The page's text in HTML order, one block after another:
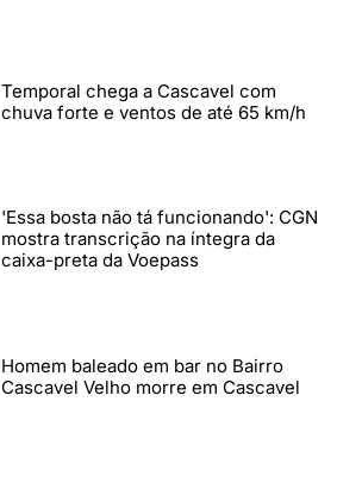
Temporal chega a Cascavel com
chuva forte e ventos de até 65 km/h
'Essa bosta não tá funcionando': CGN
mostra transcrição na íntegra da
caixa-preta da Voepass
Homem baleado em bar no Bairro
Cascavel Velho morre em Cascavel